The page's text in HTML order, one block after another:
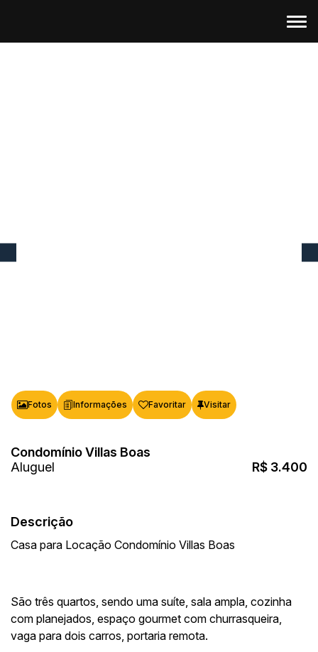
Fotos Favoritar
Condomínio Villas Boas
R$ 3.400
Descrição
Casa para Locação Condomínio Villas Boas
São três quartos, sendo uma suíte, sala ampla, cozinha
com planejados, espaço gourmet com churrasqueira,
vaga para dois carros, portaria remota.